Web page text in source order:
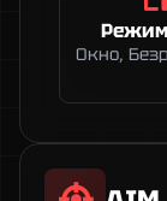
Окно,